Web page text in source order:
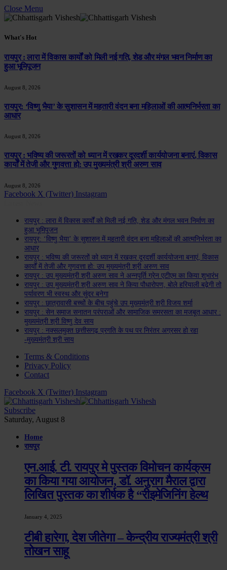
Close Menu
What's Hot
रायपुर : लारा में विकास कार्यों को मिली नई गति, शेड और मंगल भवन निर्माण का
हुआ भूमिपूजन
August 8, 2026
रायपुर: ‘विष्णु भैया’ के सुशासन में महतारी वंदन बना महिलाओं की आत्मनिर्भरता का
आधार
August 8, 2026
रायपुर : भविष्य की जरूरतों को ध्यान में रखकर दूरदर्शी कार्ययोजना बनाएं, विकास
कार्यों में तेजी और गुणवत्ता हो: उप मुख्यमंत्री श्री अरुण साव
August 8, 2026
Facebook X (Twitter) Instagram
रायपुर : लारा में विकास कार्यों को मिली नई गति, शेड और मंगल भवन निर्माण का
हुआ भूमिपूजन
रायपुर: ‘विष्णु भैया’ के सुशासन में महतारी वंदन बना महिलाओं की आत्मनिर्भरता का
आधार
रायपुर : भविष्य की जरूरतों को ध्यान में रखकर दूरदर्शी कार्ययोजना बनाएं, विकास
कार्यों में तेजी और गुणवत्ता हो: उप मुख्यमंत्री श्री अरुण साव
रायपुर : उप मुख्यमंत्री श्री अरुण साव ने अन्नपूर्ति ग्रेन एटीएम का किया शुभारंभ
रायपुर : उप मुख्यमंत्री श्री अरुण साव ने किया पौधारोपण, बोले हरियाली बढ़ेगी तो
पर्यावरण भी स्वस्थ और सुंदर बनेगा
रायपुर : छात्रावासी बच्चों के बीच पहुंचे उप मुख्यमंत्री श्री विजय शर्मा
रायपुर : सेन समाज सनातन परंपराओं और सामाजिक समरसता का मजबूत आधार :
मुख्यमंत्री श्री विष्णु देव साय
रायपुर : नक्सलमुक्त छत्तीसगढ़ प्रगति के पथ पर निरंतर अग्रसर हो रहा
-मुख्यमंत्री श्री साय
Terms & Conditions
Privacy Policy
Contact
Facebook X (Twitter) Instagram
Subscribe
Saturday, August 8
Home
रायपुर
एन.आई. टी. रायपुर मे पुस्तक विमोचन कार्यक्रम
का किया गया आयोजन, डॉ. अनुराग मैराल द्वारा
लिखित पुस्तक का शीर्षक है “रीइमेजिनिंग हेल्थ
January 4, 2025
टीबी हारेगा, देश जीतेगा – केन्द्रीय राज्यमंत्री श्री
तोखन साहू